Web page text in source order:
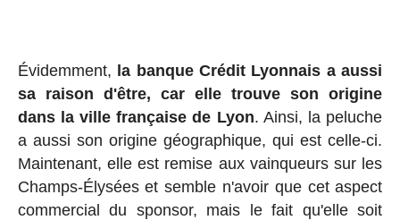
Évidemment, la banque Crédit Lyonnais a aussi
sa raison d'être, car elle trouve son origine
dans la ville française de Lyon. Ainsi, la peluche
a aussi son origine géographique, qui est celle-ci.
Maintenant, elle est remise aux vainqueurs sur les
Champs-Élysées et semble n'avoir que cet aspect
commercial du sponsor, mais le fait qu'elle soit